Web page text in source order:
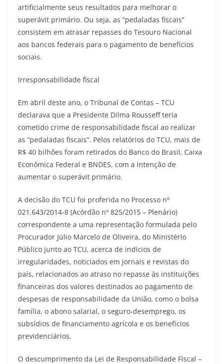
artificialmente seus resultados para melhorar o
superávit primário. Ou seja, as “pedaladas fiscais”
consistem em atrasar repasses do Tesouro Nacional
aos bancos federais para o pagamento de benefícios
sociais.
Irresponsabilidade fiscal
Em abril deste ano, o Tribunal de Contas – TCU
declarava que a Presidente Dilma Rousseff teria
cometido crime de responsabilidade fiscal ao realizar
as “pedaladas fiscais”. Pelos relatórios do TCU, mais de
R$ 40 bilhões foram retirados do Banco do Brasil, Caixa
Econômica Federal e BNDES, com a intenção de
aumentar o superávit primário.
A decisão do TCU foi proferida no Processo nº
021.643/2014-8 (Acórdão nº 825/2015 – Plenário)
correspondente a uma representação formulada pelo
Procurador Júlio Marcelo de Oliveira, do Ministério
Público junto ao TCU, acerca de indícios de
irregularidades, noticiados em jornais e revistas do
país, relacionados ao atraso no repasse às instituições
financeiras dos valores destinados ao pagamento de
despesas de responsabilidade da União, como o bolsa
família, o abono salarial, o seguro-desemprego, os
subsídios de financiamento agrícola e os benefícios
previdenciários.
O descumprimento da Lei de Responsabilidade Fiscal –